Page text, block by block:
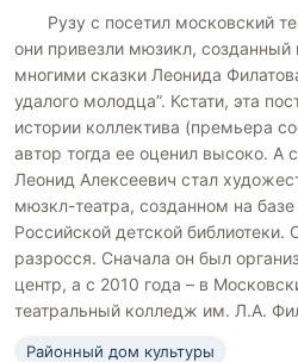
Рузу с посетил московский
они привезли мюзикл,
многими сказки Леонида
удалого молодца”. Кстати, эта
истории коллектива (премьера
автор тогда ее оценил высоко. А
Леонид Алексеевич стал
мюзкл-театра, созданном на базе
Российской детской библиотеки.
разросся. Сначала он был
центр, а с 2010 года – в
театральный колледж им. Л.А.
Районный дом культуры